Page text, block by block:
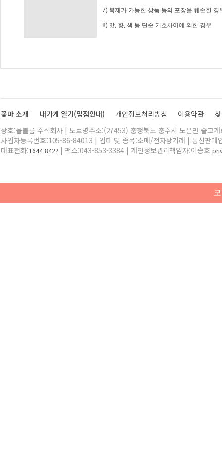
7) 복제가 가능한 상품 등의 포장을 훼손한 경
8) 맛, 향, 색 등 단순 기호차이에 의한 경우
꽃마 소개 내가게 열기(입점안내) 개인정보처리방침 이용약관
상호:올블룸 주식회사 | 도로명주소:(27453) 충청북도 충주시 노은면 솔고
사업자등록번호:105-86-84013 | 업태 및 종목:소매/전자상거래 | 통신판매
대표전화:1644-8422 | 팩스:043-853-3384 | 개인정보관리책임자:이승호